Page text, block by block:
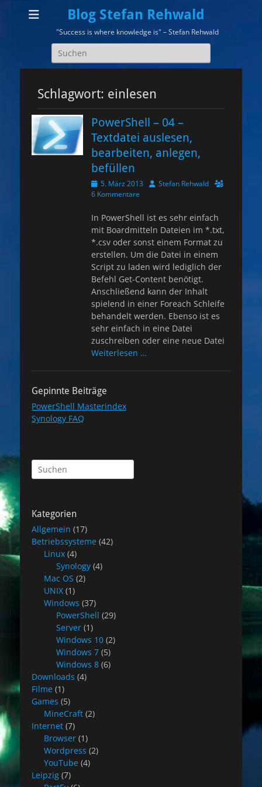
Blog Stefan Rehwald
"Success is where knowledge is" – Stefan Rehwald
Suchen
nach:
Schlagwort: einlesen
PowerShell – 04 –
Textdatei auslesen,
bearbeiten, anlegen,
befüllen
Veröffentlicht
am
5. März 2013 AutorStefan Rehwald
6 Kommentare
In PowerShell ist es sehr einfach
mit Boardmitteln Dateien im *.txt,
*.csv oder sonst einem Format zu
erstellen. Um die Datei in einem
Script zu laden wird lediglich der
Befehl Get-Content benötigt.
Anschließend kann der Inhalt
spielend in einer Foreach Schleife
behandelt werden. Ebenso ist es
sehr einfach in eine Datei
zuschreiben oder eine neue Datei
Weiterlesen …
Gepinnte Beiträge
PowerShell Masterindex
Synology FAQ
Suchen
nach:
Kategorien
Allgemein (17)
Betriebssysteme (42)
Linux (4)
Synology (4)
Mac OS (2)
UNIX (1)
Windows (37)
PowerShell (29)
Server (1)
Windows 10 (2)
Windows 7 (5)
Windows 8 (6)
Downloads (4)
Filme (1)
Games (5)
MineCraft (2)
Internet (7)
Browser (1)
Wordpress (2)
YouTube (4)
Leipzig (7)